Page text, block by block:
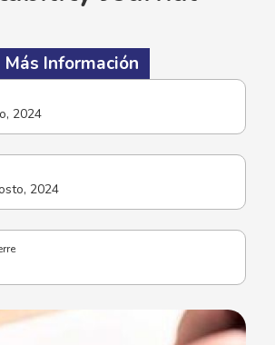
2024
2024
Más Información